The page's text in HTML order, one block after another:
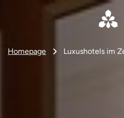
Homepage Luxushotels im